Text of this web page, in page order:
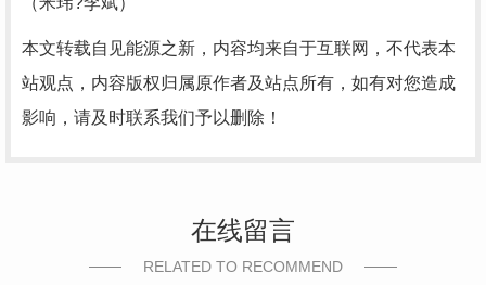
本文转载自见能源之新，内容均来自于互联网，不代表本
站观点，内容版权归属原作者及站点所有，如有对您造成
影响，请及时联系我们予以删除！
在线留言
RELATED TO RECOMMEND